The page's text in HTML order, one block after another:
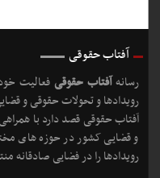
آفتاب حقوقی
رسانهآفتاب حقوقیفعالیت خود
رویدادها و تحولات حقوقی و
آفتاب حقوقی قصد دارد با
و قضایی کشور در حوزه های
رویدادها را در فضایی صادقانه